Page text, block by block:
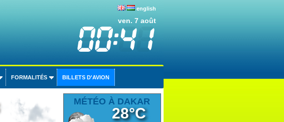
english
ven. 7 août
FORMALITÉS BILLETS D'AVION
MÉTÉO À DAKAR
28°C